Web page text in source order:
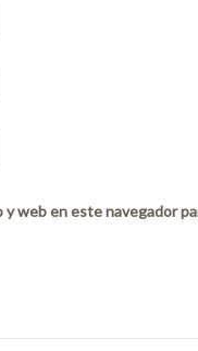
web en este navegador